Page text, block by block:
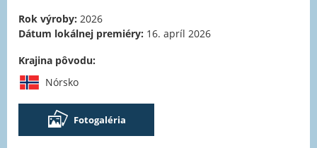
Rok výroby: 2026
Dátum lokálnej premiéry: 16. apríl 2026
Krajina pôvodu:
Nórsko
Fotogaléria